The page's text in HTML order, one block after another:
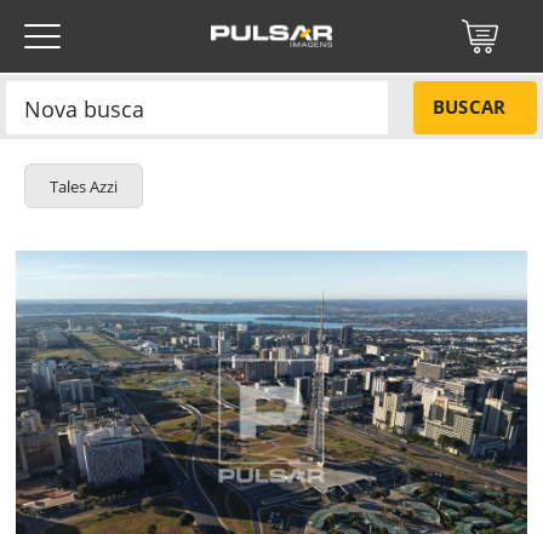
BUSCAR
Tales Azzi
Título do projeto
Códigos
ENVIAR
NÃO
SIM
Título do projeto
Tamanho PR$ 57,00
Tamanho M R$ 114,00
Tamanho GR$ 171,00